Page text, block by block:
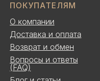
ПОКУПАТЕЛЯМ
О компании
Доставка и оплата
Возврат и обмен
Вопросы и ответы
(FAQ)